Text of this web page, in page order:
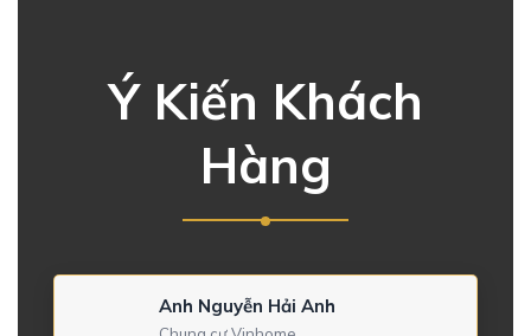
Ý Kiến Khách
Hàng
Anh Nguyễn Hải Anh